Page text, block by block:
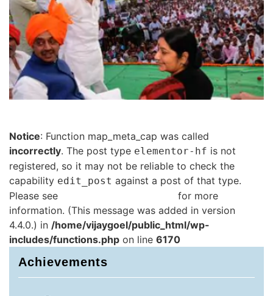
Notice: Function map_meta_cap was called
incorrectly. The post type elementor-hf is not
registered, so it may not be reliable to check the
capability edit_post against a post of that type.
Please see
for more
information. (This message was added in version
4.4.0.) in /home/vijaygoel/public_html/wp-
includes/functions.php on line 6170
Achievements